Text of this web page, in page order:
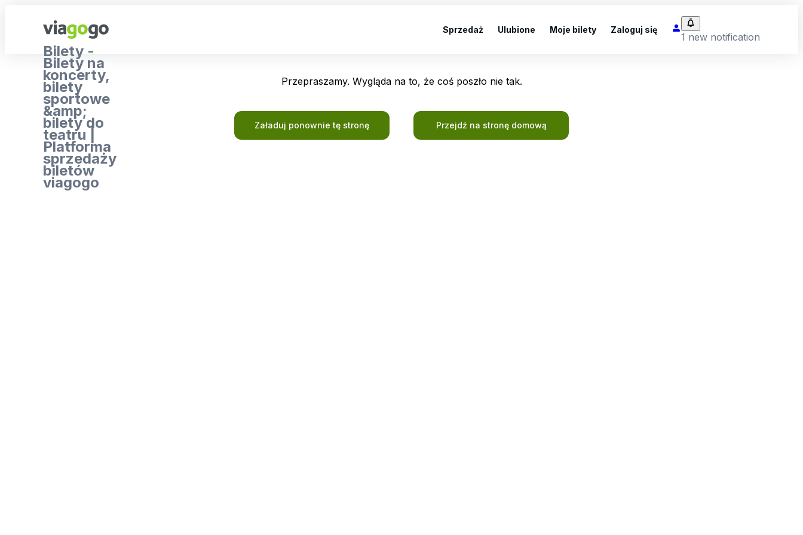
Bilety -
Bilety na
koncerty,
bilety
sportowe
&amp;
bilety do
teatru |
Platforma
sprzedaży
biletów
viagogo
Sprzedaż Ulubione Moje bilety Zaloguj się
1 new notification
Przepraszamy. Wygląda na to, że coś poszło nie tak.
Załaduj ponownie tę stronę Przejdź na stronę domową